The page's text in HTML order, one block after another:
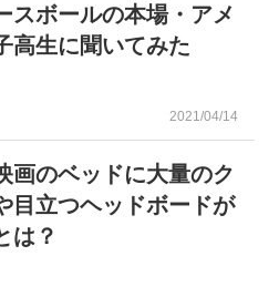
ボールの本場・アメ
高生に聞いてみた
2021/04/14
画のベッドに大量のク
目立つヘッドボードが
は？